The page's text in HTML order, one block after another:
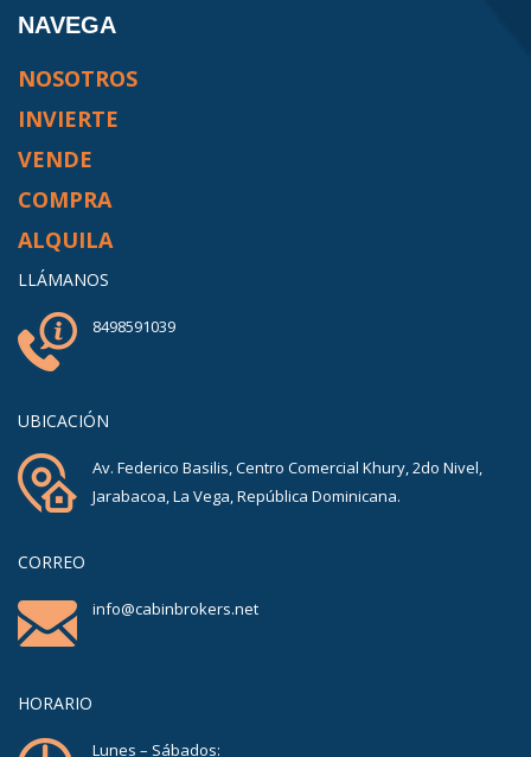
NAVEGA
NOSOTROS
INVIERTE
VENDE
COMPRA
ALQUILA
LLÁMANOS
8498591039
UBICACIÓN
Av. Federico Basilis, Centro Comercial Khury, 2do Nivel,
Jarabacoa, La Vega, República Dominicana.
CORREO
info@cabinbrokers.net
HORARIO
Lunes – Sábados: